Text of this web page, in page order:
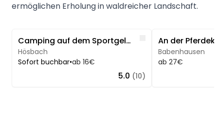
ermöglichen Erholung in waldreicher Landschaft.
Camping auf dem Sportgelände
Hösbach
Sofort buchbar•ab 16€
Like
5.0 (10)
An der
Babenhausen
ab 27€